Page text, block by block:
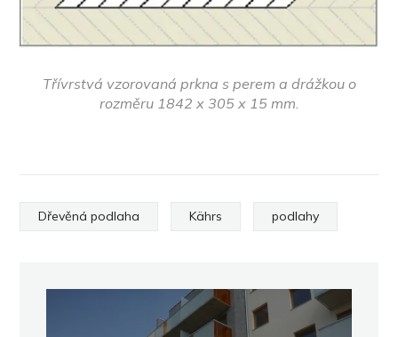
Třívrstvá vzorovaná prkna s perem a drážkou o
rozměru 1842 x 305 x 15 mm.
Dřevěná podlaha Kährs podlahy